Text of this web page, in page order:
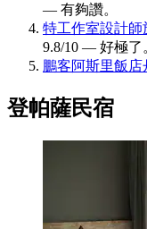
— 有夠讚。
特工作室設計師
9.8/10 — 好極了
鵬客阿斯里飯店
登帕薩民宿